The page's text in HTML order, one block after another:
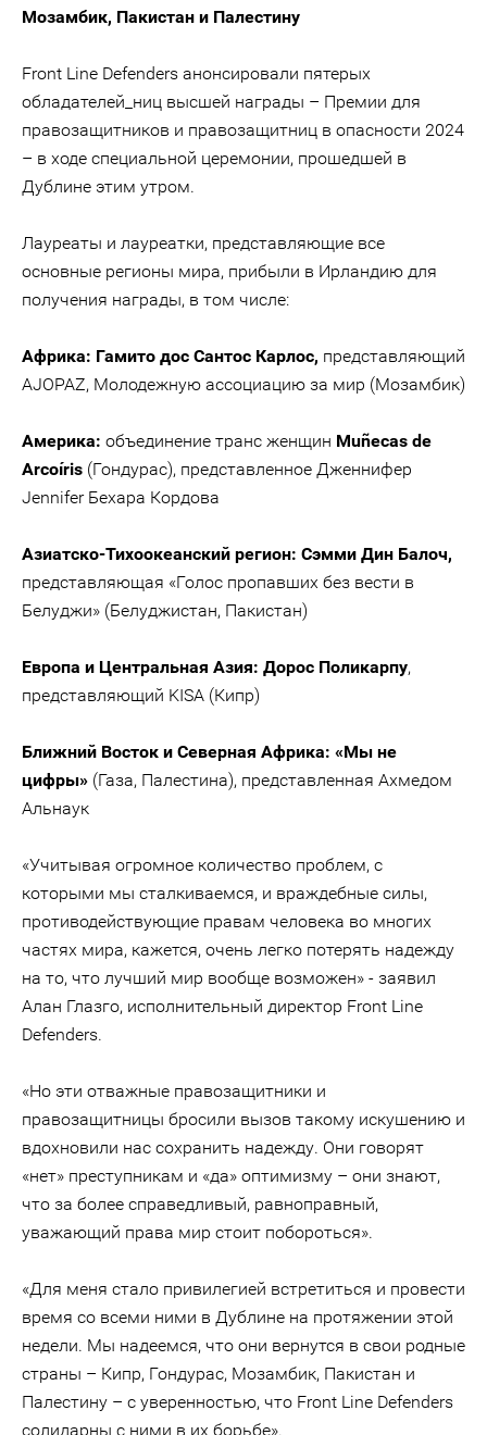
Мозамбик, Пакистан и Палестину
Front Line Defenders анонсировали пятерых
обладателей_ниц высшей награды – Премии для
правозащитников и правозащитниц в опасности 2024
– в ходе специальной церемонии, прошедшей в
Дублине этим утром.
Лауреаты и лауреатки, представляющие все
основные регионы мира, прибыли в Ирландию для
получения награды, в том числе:
Африка: Гамито дос Сантос Карлос, представляющий
AJOPAZ, Молодежную ассоциацию за мир (Мозамбик)
Америка: объединение транс женщин Muñecas de
Arcoíris (Гондурас), представленное Дженнифер
Jennifer Бехара Кордова
Азиатско-Тихоокеанский регион: Сэмми Дин Балоч,
представляющая «Голос пропавших без вести в
Белуджи» (Белуджистан, Пакистан)
Европа и Центральная Азия: Дорос Поликарпу,
представляющий KISA (Кипр)
Ближний Восток и Северная Африка: «Мы не
цифры» (Газа, Палестина), представленная Ахмедом
Альнаук
«Учитывая огромное количество проблем, с
которыми мы сталкиваемся, и враждебные силы,
противодействующие правам человека во многих
частях мира, кажется, очень легко потерять надежду
на то, что лучший мир вообще возможен» - заявил
Алан Глазго, исполнительный директор Front Line
Defenders.
«Но эти отважные правозащитники и
правозащитницы бросили вызов такому искушению и
вдохновили нас сохранить надежду. Они говорят
«нет» преступникам и «да» оптимизму – они знают,
что за более справедливый, равноправный,
уважающий права мир стоит побороться».
«Для меня стало привилегией встретиться и провести
время со всеми ними в Дублине на протяжении этой
недели. Мы надеемся, что они вернутся в свои родные
страны – Кипр, Гондурас, Мозамбик, Пакистан и
Палестину – с уверенностью, что Front Line Defenders
солидарны с ними в их борьбе».